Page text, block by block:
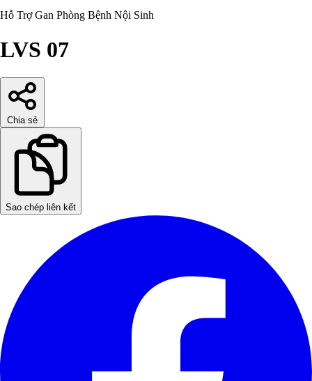
Hỗ Trợ Gan Phòng Bệnh Nội Sinh
LVS 07
Chia sẻ
Sao chép liên kết